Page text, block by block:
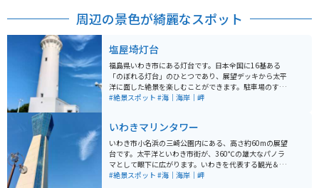
周辺の景色が綺麗なスポット
塩屋埼灯台
福島県いわき市にある灯台です。日本全国に16基ある
「のぼれる灯台」のひとつであり、展望デッキから太平
洋に面した絶景を楽しむことができます。駐車場のすぐ
横に美空ひばりの「みだれ髪」の歌碑が設置されていま
ので、足元にご注意ください。
#絶景スポット #海｜海岸｜岬
いわきマリンタワー
いわき市小名浜の三崎公園内にある、高さ約60mの展望
台です。太平洋といわき市街が、360℃の雄大なパノラ
マとして眼下に広がります。いわきを代表する観光＆絶
景スポットです。三崎公園内には駐車場がたくさんあり
#絶景スポット #海｜海岸｜岬